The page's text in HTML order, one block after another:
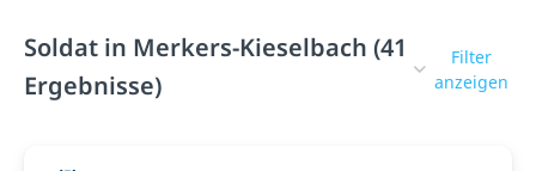
Soldat in Merkers-Kieselbach (41
Ergebnisse)
Filter
anzeigen